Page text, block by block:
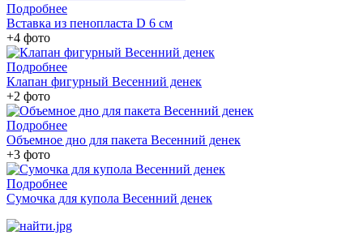
Подробнее
Вставка из пенопласта D 6 см
+4 фото
Подробнее
Клапан фигурный Весенний денек
+2 фото
Подробнее
Объемное дно для пакета Весенний денек
+3 фото
Подробнее
Сумочка для купола Весенний денек